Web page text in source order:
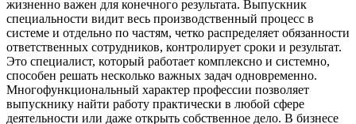
жизненно важен для конечного результата. Выпускник
специальности видит весь производственный процесс в
системе и отдельно по частям, четко распределяет обязанности
ответственных сотрудников, контролирует сроки и результат.
Это специалист, который работает комплексно и системно,
способен решать несколько важных задач одновременно.
Многофункциональный характер профессии позволяет
выпускнику найти работу практически в любой сфере
деятельности или даже открыть собственное дело. В бизнесе